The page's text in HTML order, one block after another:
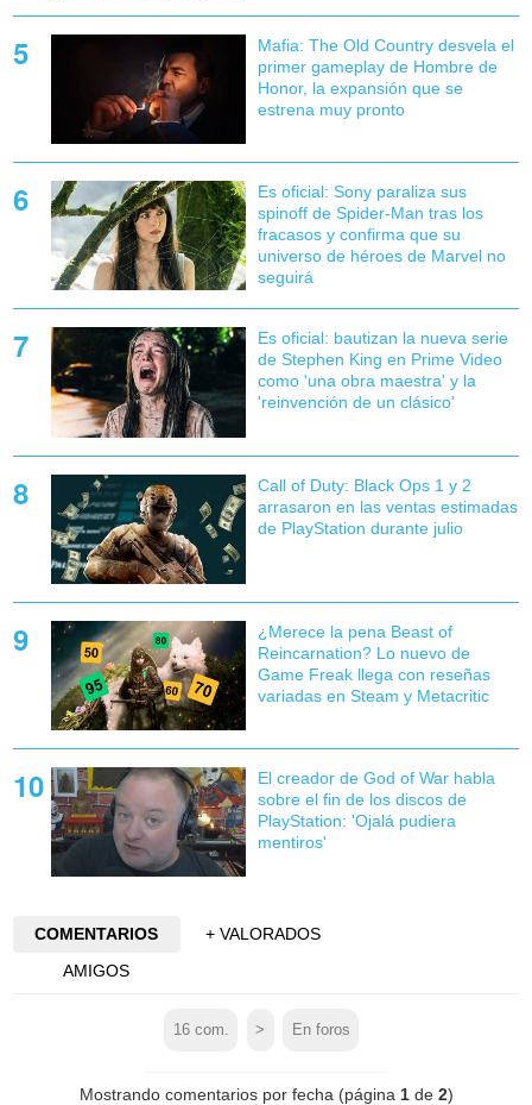
Mafia: The Old Country desvela el
primer gameplay de Hombre de
Honor, la expansión que se
estrena muy pronto
Es oficial: Sony paraliza sus
spinoff de Spider-Man tras los
fracasos y confirma que su
universo de héroes de Marvel no
seguirá
Es oficial: bautizan la nueva serie
de Stephen King en Prime Video
como 'una obra maestra' y la
'reinvención de un clásico'
Call of Duty: Black Ops 1 y 2
arrasaron en las ventas estimadas
de PlayStation durante julio
¿Merece la pena Beast of
Reincarnation? Lo nuevo de
Game Freak llega con reseñas
variadas en Steam y Metacritic
El creador de God of War habla
sobre el fin de los discos de
PlayStation: 'Ojalá pudiera
mentiros'
COMENTARIOS
+ VALORADOS
AMIGOS
16com. > En foros
Mostrando comentarios por fecha (página 1de 2)